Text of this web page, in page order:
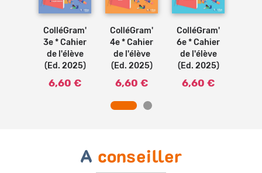
Ajouter
au
ColléGram'
3e * Cahier
de l'élève
(Ed. 2025)
6,60 €
Ajouter
au
ColléGram'
4e * Cahier
de l'élève
(Ed. 2025)
6,60 €
Ajouter
au
ColléGram'
6e * Cahier
de l'élève
(Ed. 2025)
6,60 €
A conseiller